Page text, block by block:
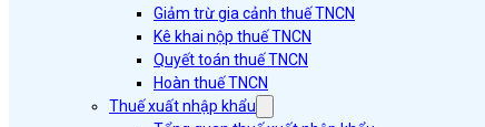
Giảm trừ gia cảnh thuế TNCN
Kê khai nộp thuế TNCN
Quyết toán thuế TNCN
Hoàn thuế TNCN
Thuế xuất nhập khẩu